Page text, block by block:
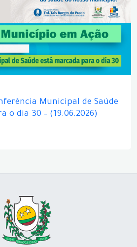
Municipal de Saúde
o dia 30 – (19.06.2026)